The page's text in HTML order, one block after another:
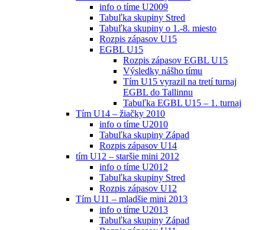
info o tíme U2009
Tabuľka skupiny Stred
Tabuľka skupiny o 1.-8. miesto
Rozpis zápasov U15
EGBL U15
Rozpis zápasov EGBL U15
Výsledky nášho tímu
Tím U15 vyrazil na tretí turnaj
EGBL do Tallinnu
Tabuľka EGBL U15 – 1. turnaj
Tím U14 – žiačky 2010
info o tíme U2010
Tabuľka skupiny Západ
Rozpis zápasov U14
tím U12 – staršie mini 2012
info o tíme U2012
Tabuľka skupiny Stred
Rozpis zápasov U12
Tím U11 – mladšie mini 2013
info o tíme U2013
Tabuľka skupiny Západ